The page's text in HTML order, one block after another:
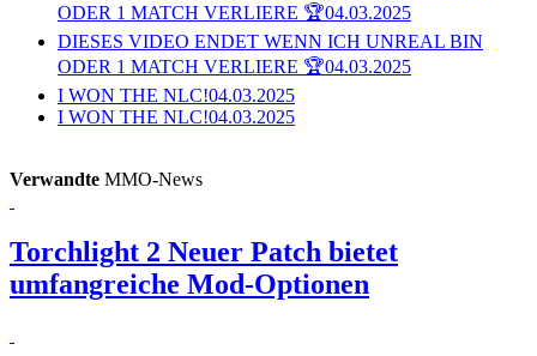
ODER 1 MATCH VERLIERE 🏆04.03.2025
DIESES VIDEO ENDET WENN ICH UNREAL BIN
ODER 1 MATCH VERLIERE 🏆04.03.2025
I WON THE NLC!04.03.2025
I WON THE NLC!04.03.2025
Verwandte MMO-News
Torchlight 2 Neuer Patch bietet
umfangreiche Mod-Optionen